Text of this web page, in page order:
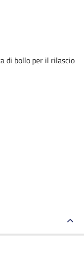
di bollo per il rilascio